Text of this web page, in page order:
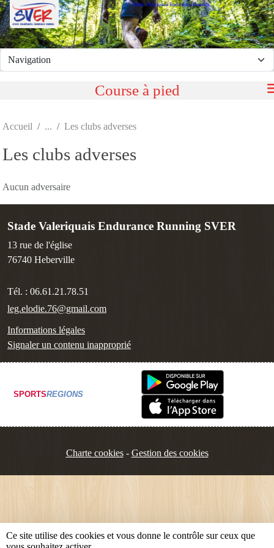
Stade Valeriquais Endurance Running
Course à pied
Accueil Les clubs adverses
Les clubs adverses
Aucun adversaire
Stade Valeriquais Endurance Running SVER
13 rue de l'église
76740 Heberville
Tél. : 06.61.21.78.51
leg.elodie.76@gmail.com
Informations légales
Signaler un contenu inapproprié
SPORTSREGIONS
Charte cookies Gestion des cookies
Panneau de gestion des cookies
Ce site utilise des cookies et vous donne le contrôle sur ceux que